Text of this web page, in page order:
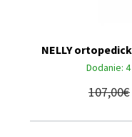
Dodanie:
NELLY
107,00€